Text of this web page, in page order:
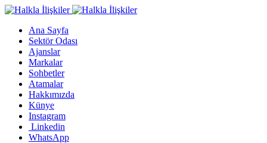
Ana Sayfa
Sektör Odası
Ajanslar
Markalar
Sohbetler
Atamalar
Hakkımızda
Künye
Instagram
Linkedin
WhatsApp